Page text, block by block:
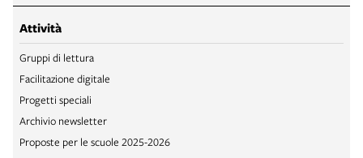
Attività
Gruppi di lettura
Facilitazione digitale
Progetti speciali
Archivio newsletter
Proposte per le scuole 2025-2026